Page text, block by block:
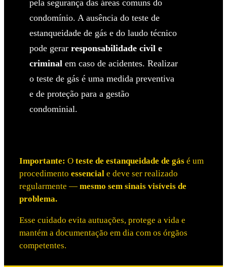
pela segurança das áreas comuns do
condomínio. A ausência do teste de
estanqueidade de gás e do laudo técnico
pode gerar responsabilidade civil e
criminal em caso de acidentes. Realizar
o teste de gás é uma medida preventiva
e de proteção para a gestão
condominial.
Importante: O teste de estanqueidade de gás é um
procedimento essencial e deve ser realizado
regularmente — mesmo sem sinais visíveis de
problema.
Esse cuidado evita autuações, protege a vida e
mantém a documentação em dia com os órgãos
competentes.